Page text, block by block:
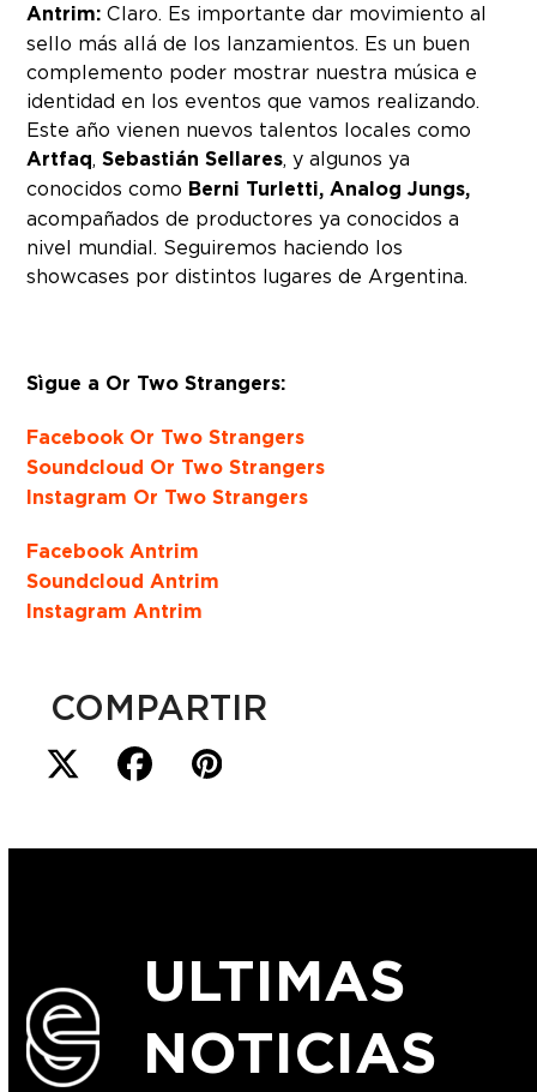
Antrim: Claro. Es importante dar movimiento al
sello más allá de los lanzamientos. Es un buen
complemento poder mostrar nuestra música e
identidad en los eventos que vamos realizando.
Este año vienen nuevos talentos locales como
Artfaq,Sebastián Sellares, y algunos ya
conocidos como Berni Turletti, Analog Jungs,
acompañados de productores ya conocidos a
nivel mundial. Seguiremos haciendo los
showcases por distintos lugares de Argentina.
Sìgue a Or Two Strangers:
Facebook Or Two Strangers
Soundcloud Or Two Strangers
Instagram Or Two Strangers
Facebook Antrim
Soundcloud Antrim
Instagram Antrim
COMPARTIR
ULTIMAS
NOTICIAS